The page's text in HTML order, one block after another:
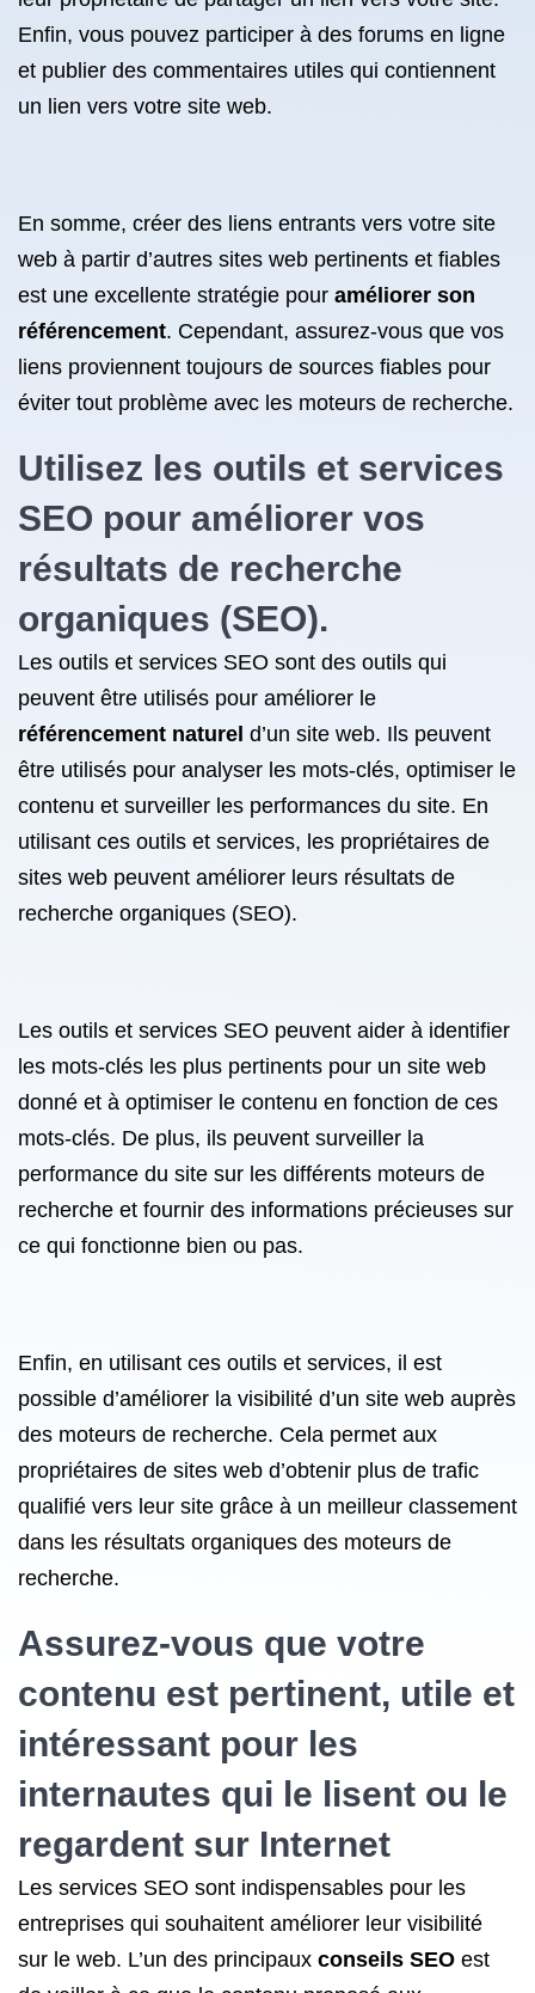
Enfin, vous pouvez participer à des forums en ligne
et publier des commentaires utiles qui contiennent
un lien vers votre site web.
En somme, créer des liens entrants vers votre site
web à partir d’autres sites web pertinents et fiables
est une excellente stratégie pour améliorer son
référencement. Cependant, assurez-vous que vos
liens proviennent toujours de sources fiables pour
éviter tout problème avec les moteurs de recherche.
Utilisez les outils et services
SEO pour améliorer vos
résultats de recherche
organiques (SEO).
Les outils et services SEO sont des outils qui
peuvent être utilisés pour améliorer le
référencement naturel d’un site web. Ils peuvent
être utilisés pour analyser les mots-clés, optimiser le
contenu et surveiller les performances du site. En
utilisant ces outils et services, les propriétaires de
sites web peuvent améliorer leurs résultats de
recherche organiques (SEO).
Les outils et services SEO peuvent aider à identifier
les mots-clés les plus pertinents pour un site web
donné et à optimiser le contenu en fonction de ces
mots-clés. De plus, ils peuvent surveiller la
performance du site sur les différents moteurs de
recherche et fournir des informations précieuses sur
ce qui fonctionne bien ou pas.
Enfin, en utilisant ces outils et services, il est
possible d’améliorer la visibilité d’un site web auprès
des moteurs de recherche. Cela permet aux
propriétaires de sites web d’obtenir plus de trafic
qualifié vers leur site grâce à un meilleur classement
dans les résultats organiques des moteurs de
recherche.
Assurez-vous que votre
contenu est pertinent, utile et
intéressant pour les
internautes qui le lisent ou le
regardent sur Internet
Les services SEO sont indispensables pour les
entreprises qui souhaitent améliorer leur visibilité
sur le web. L’un des principaux conseils SEO est